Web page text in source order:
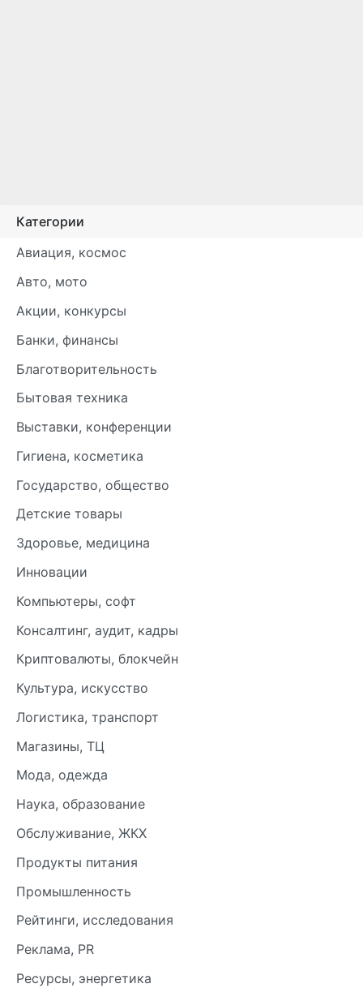
Категории
Авиация, космос
Авто, мото
Акции, конкурсы
Банки, финансы
Благотворительность
Бытовая техника
Выставки, конференции
Гигиена, косметика
Государство, общество
Детские товары
Здоровье, медицина
Инновации
Компьютеры, софт
Консалтинг, аудит, кадры
Криптовалюты, блокчейн
Культура, искусство
Логистика, транспорт
Магазины, ТЦ
Мода, одежда
Наука, образование
Обслуживание, ЖКХ
Продукты питания
Промышленность
Рейтинги, исследования
Реклама, PR
Ресурсы, энергетика